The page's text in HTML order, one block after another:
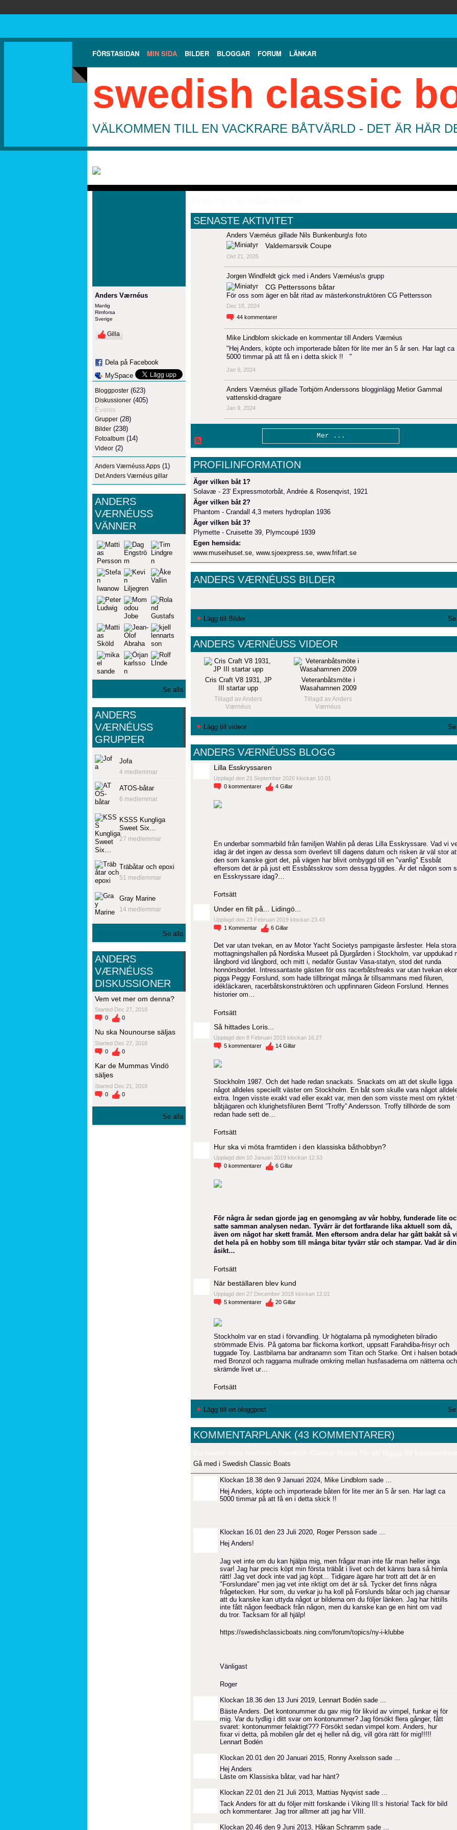
FÖRSTASIDAN MIN SIDA BILDER BLOGGAR FORUM LÄNKAR
swedish classic
VÄLKOMMEN TILL EN VACKRARE BÅTVÄRLD - DET ÄR HÄR
Anders Værnéus
Manlig
Rimforsa
Sverige
Gilla
Dela på Facebook
MySpace
Bloggposter (623)
Diskussioner (405)
Events
Grupper (28)
Bilder (238)
Fotoalbum (14)
Videor (2)
Anders Værnéuss Apps (1)
Det Anders Værnéus gillar
ANDERS
VÆRNÉUSS
VÄNNER
Se alla
ANDERS
VÆRNÉUSS
GRUPPER
Jofa
4 medlemmar
ATOS-båtar
6 medlemmar
KSSS Kungliga
Sweet Six…
27 medlemmar
Träbåtar och epoxi
51 medlemmar
Gray Marine
14 medlemmar
Se alla
ANDERS
VÆRNÉUSS
DISKUSSIONER
Vem vet mer om denna?
Started Dec 27, 2018
0
0
Nu ska Nounourse säljas
Started Dec 27, 2018
0
0
Kar de Mummas Vindö
säljes
Started Dec 21, 2018
0
0
Se alla
SENASTE AKTIVITET
Anders Værnéus gillade Nils Bunkenburg\s foto
Valdemarsvik Coupe
Okt 21, 2025
Jorgen Windfeldt gick med i Anders Værnéus\s grupp
CG Petterssons båtar
För oss som äger en båt ritad av mästerkonstruktören CG Pettersson
Dec 18, 2024
44 kommentarer
Mike Lindblom skickade en kommentartill Anders Værnéus
"Hej Anders, köpte och importerade båten för lite mer än 5 år sen. Har lagt ca
5000 timmar på att få en i detta skick !! "
Jan 9, 2024
Anders Værnéus gillade Torbjörn Anderssons blogginlägg Metior Gammal
vattenskid-dragare
Jan 9, 2024
Mer ...
PROFILINFORMATION
Äger vilken båt 1?
Solavæ - 23' Expressmotorbåt, Andrée & Rosenqvist, 1921
Äger vilken båt 2?
Phantom - Crandall 4,3 meters hydroplan 1936
Äger vilken båt 3?
Plymette - Cruisette 39, Plymcoupé 1939
Egen hemsida:
www.museihuset.se www.sjoexpress.se www.frifart.se
ANDERS VÆRNÉUSS BILDER
Lägg till Bilder
ANDERS VÆRNÉUSS VIDEOR
Cris Craft V8 1931, JP
III startar upp
Tillagd avAnders
Værnéus
Veteranbåtsmöte i
Wasahamnen 2009
Tillagd avAnders
Værnéus
Lägg till videor
ANDERS VÆRNÉUSS BLOGG
Lilla Esskryssaren
Upplagd den 21 September 2020 klockan 10.01
0 kommentarer 4 Gillar
En underbar sommarbild från familjen Wahlin på deras Lilla Esskryssare. Vad vi
idag är det ingen av dessa som överlevt till dagens datum och risken är väl stor
den som kanske gjort det, på vägen har blivit ombyggd till en "vanlig" Essbåt
eftersom det är på just ett Essbåtsskrov som dessa byggdes. Är det någon som
en Esskryssare idag?…
Fortsätt
Under en filt på... Lidingö...
Upplagd den 23 Februari 2019 klockan 23.43
1 Kommentar 6 Gillar
Det var utan tvekan, en av Motor Yacht Societys pampigaste årsfester. Hela stora
mottagningshallen på Nordiska Museet på Djurgården i Stockholm, var uppdukad
långbord vid långbord, och mitt i, nedaför Gustav Vasa-statyn, stod det runda
honnörsbordet. Intressantaste gästen för oss racerbåtsfreaks var utan tvekan
pigga Peggy Forslund, som hade tillbringat många år tillsammans med filuren,
idékläckaren, racerbåtskonstruktören och uppfinnaren Gideon Forslund. Hennes
historier om…
Fortsätt
Så hittades Loris...
Upplagd den 8 Februari 2019 klockan 16.27
5 kommentarer 14 Gillar
Stockholm 1987. Och det hade redan snackats. Snackats om att det skulle ligga
något alldeles speciellt väster om Stockholm. En båt som skulle vara något
extra. Ingen visste exakt vad eller exakt var, men den som visste mest om ryktet
båtjägaren och klurighetsfiluren Bernt ”Troffy” Andersson. Troffy tillhörde de som
redan hade sett de…
Fortsätt
Hur ska vi möta framtiden i den klassiska båthobbyn?
Upplagd den 10 Januari 2019 klockan 12.53
0 kommentarer 6 Gillar
För några år sedan gjorde jag en genomgång av vår hobby, funderade lite
satte samman analysen nedan. Tyvärr är det fortfarande lika aktuell som då,
även om något har skett framåt. Men eftersom andra delar har gått bakåt så
det hela på en hobby som till många bitar tyvärr står och stampar. Vad är din
åsikt…
Fortsätt
När beställaren blev kund
Upplagd den 27 December 2018 klockan 12.01
5 kommentarer 20 Gillar
Stockholm var en stad i förvandling. Ur högtalarna på nymodigheten bilradio
strömmade Elvis. På gatorna bar flickorna kortkort, uppsatt Farahdiba-frisyr och
tuggade Toy. Lastbilarna bar andranamn som Titan och Starke. Ont i halsen
med Bronzol och raggarna mullrade omkring mellan husfasaderna om nätterna och
skrämde livet ur…
Fortsätt
Lägg till en bloggpost
KOMMENTARPLANK (43 KOMMENTARER)
Gå med i Swedish Classic Boats
Klockan 18.38 den 9 Januari 2024, Mike Lindblom sade ...
Hej Anders, köpte och importerade båten för lite mer än 5 år sen. Har lagt ca
5000 timmar på att få en i detta skick !!
Klockan 16.01 den 23 Juli 2020, Roger Persson sade ...
Hej Anders!
Jag vet inte om du kan hjälpa mig, men frågar man inte får man heller inga
svar! Jag har precis köpt min första träbåt i livet och det känns bara så himla
rätt! Jag vet dock inte vad jag köpt... Tidigare ägare har trott att det är en
"Forslundare" men jag vet inte riktigt om det är så. Tycker det finns några
frågetecken. Hur som, du verkar ju ha koll på Forslunds båtar och jag chansar
att du kanske kan uttyda något ur bilderna om du följer länken. Jag har hittills
inte fått någon feedback från någon, men du kanske kan ge en hint om vad
du tror. Tacksam för all hjälp!
https://swedishclassicboats.ning.com/forum/topics/ny-i-klubbe
Vänligast
Roger
Klockan 18.36 den 13 Juni 2019, Lennart Bodén sade ...
Bäste Anders. Det kontonummer du gav mig för likvid av vimpel, funkar ej för
mig. Var du tydlig i ditt svar om kontonummer? Jag försökt flera gånger, fått
svaret: kontonummer felaktigt??? Försökt sedan vimpel kom. Anders, hur
fixar vi detta, på mobilen går det ej heller nå dig, vill göra rätt för mig!!!!!
Lennart Bodén
Klockan 20.01 den 20 Januari 2015, Ronny Axelsson sade ...
Hej Anders
Läste om Klassiska båtar, vad har hänt?
Klockan 22.01 den 21 Juli 2013, Mattias Nyqvist sade ...
Tack Anders för att du följer mitt forskande i Viking III:s historia! Tack för bild
och kommentarer. Jag tror alltmer att jag har VIII.
Klockan 20.46 den 9 Juni 2013, Håkan Schramm sade ...